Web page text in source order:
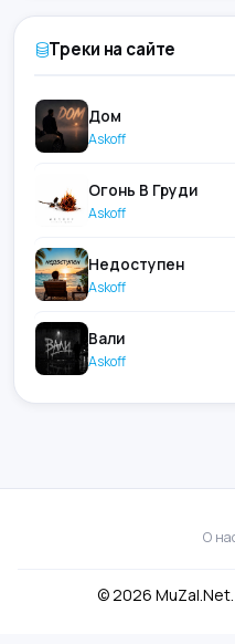
Треки на сайте
Дом
Askoff
Огонь В Груди
Askoff
Недоступен
Askoff
Вали
Askoff
О
© 2026